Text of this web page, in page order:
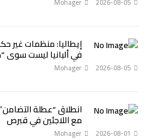
2026-08-05
Mohager
إيطاليا: منظمات غير
في ألبانيا ليست سوى
2026-08-05
Mohager
انطلاق “عطلة
مع اللاجئين في قبرص
2026-08-01
Mohager